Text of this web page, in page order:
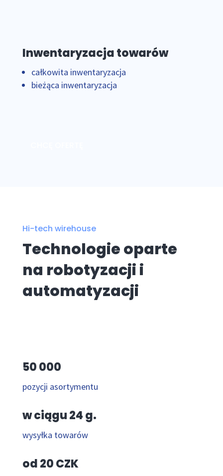
Inwentaryzacja towarów
całkowita inwentaryzacja
bieżąca inwentaryzacja
Hi-tech wirehouse
Technologie oparte
na robotyzacji i
automatyzacji
50 000
pozycji asortymentu
w ciągu 24 g.
wysyłka towarów
od 20 CZK